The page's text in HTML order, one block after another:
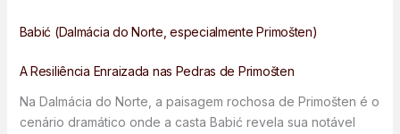
Babić (Dalmácia do Norte, especialmente Primošten)
A Resiliência Enraizada nas Pedras de Primošten
Na Dalmácia do Norte, a paisagem rochosa de Primošten é o
cenário dramático onde a casta Babić revela sua notável